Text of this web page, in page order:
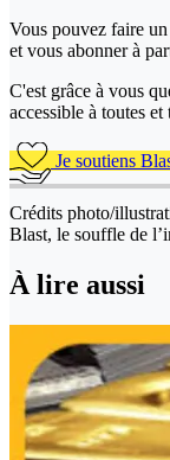
Vous pouvez faire
et vous abonner à
C'est grâce à vous
accessible à toutes
Je soutiens
Crédits photo/
Blast, le souffle de
À lire aussi